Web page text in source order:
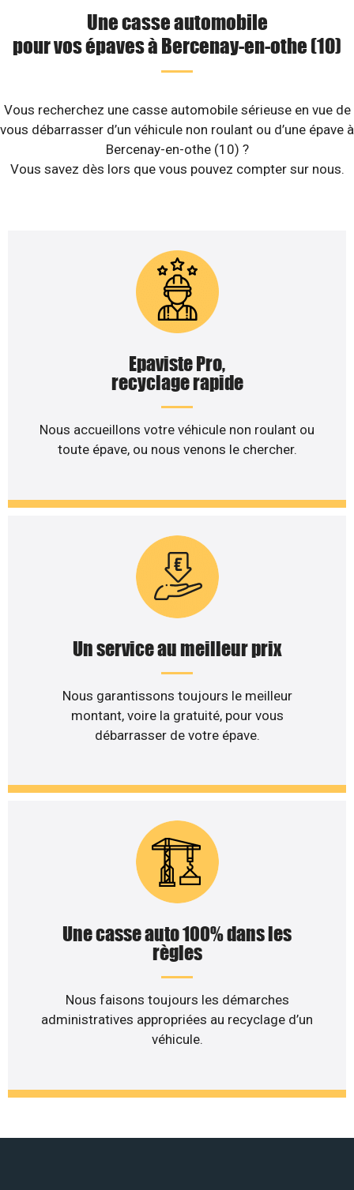
Une casse automobile
pour vos épaves à Bercenay-en-othe (10)
Vous recherchez une casse automobile sérieuse en vue de
vous débarrasser d’un véhicule non roulant ou d’une épave à
Bercenay-en-othe (10) ?
Vous savez dès lors que vous pouvez compter sur nous.
Epaviste Pro,
recyclage rapide
Nous accueillons votre véhicule non roulant ou
toute épave, ou nous venons le chercher.
Un service au meilleur prix
Nous garantissons toujours le meilleur
montant, voire la gratuité, pour vous
débarrasser de votre épave.
Une casse auto 100% dans les
règles
Nous faisons toujours les démarches
administratives appropriées au recyclage d’un
véhicule.